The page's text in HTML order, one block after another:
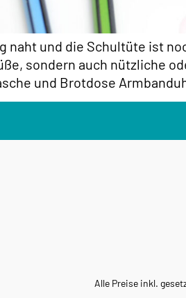
naht und die Schultüte ist
sondern auch nützliche
und Brotdose
Alle Preise inkl.